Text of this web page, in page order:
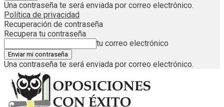
Una contraseña te será enviada por correo electrónico.
Política de privacidad
Recuperación de contraseña
Recupera tu contraseña
tu correo electrónico
Una contraseña te será enviada por correo electrónico.